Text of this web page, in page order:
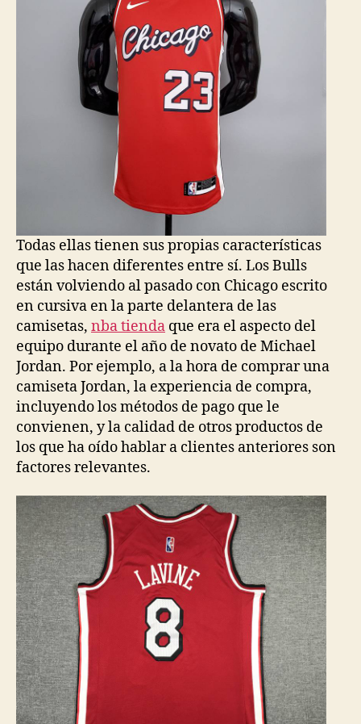
Todas ellas tienen sus propias características
que las hacen diferentes entre sí. Los Bulls
están volviendo al pasado con Chicago escrito
en cursiva en la parte delantera de las
camisetas, nba tienda que era el aspecto del
equipo durante el año de novato de Michael
Jordan. Por ejemplo, a la hora de comprar una
camiseta Jordan, la experiencia de compra,
incluyendo los métodos de pago que le
convienen, y la calidad de otros productos de
los que ha oído hablar a clientes anteriores son
factores relevantes.